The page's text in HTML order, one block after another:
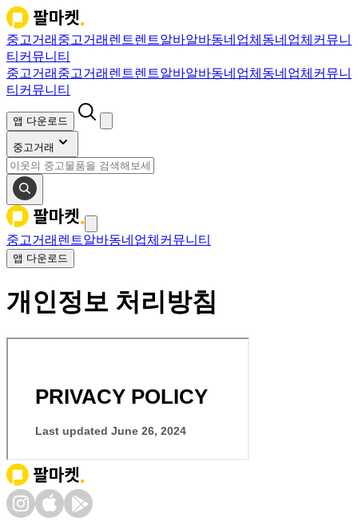
중고거래 중고거래 렌트렌트알바알바동네업체 동네업체 커뮤니
티 커뮤니티
중고거래 중고거래 렌트렌트알바알바동네업체 동네업체 커뮤니
티 커뮤니티
앱 다운로드
중고거래
중고거래 렌트알바동네업체 커뮤니티
앱 다운로드
개인정보 처리방침